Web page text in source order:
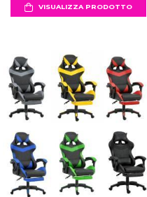
VISUALIZZA PRODOTTO